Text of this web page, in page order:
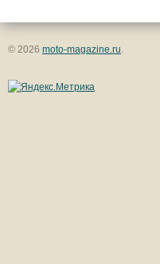
© 2026 moto-magazine.ru.